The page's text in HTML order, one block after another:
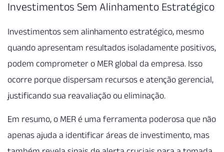
Investimentos Sem Alinhamento Estratégico
Investimentos sem alinhamento estratégico, mesmo
quando apresentam resultados isoladamente positivos,
podem comprometer o MER global da empresa. Isso
ocorre porque dispersam recursos e atenção gerencial,
justificando sua reavaliação ou eliminação.
Em resumo, o MER é uma ferramenta poderosa que não
apenas ajuda a identificar áreas de investimento, mas